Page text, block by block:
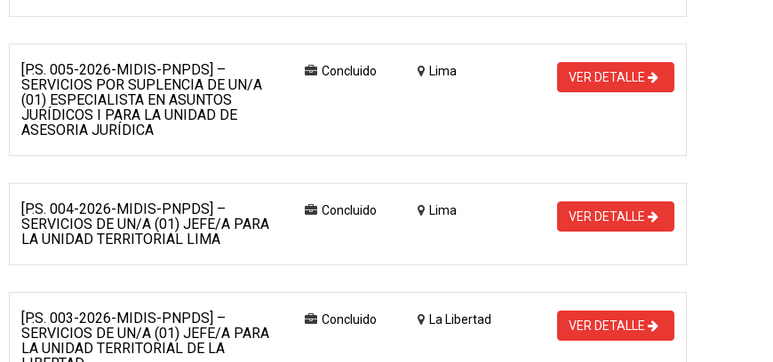
[P.S. 005-2026-MIDIS-PNPDS] –
SERVICIOS POR SUPLENCIA DE UN/A
(01) ESPECIALISTA EN ASUNTOS
JURÍDICOS I PARA LA UNIDAD DE
ASESORIA JURÍDICA
Concluido Lima VER DETALLE
[P.S. 004-2026-MIDIS-PNPDS] –
SERVICIOS DE UN/A (01) JEFE/A PARA
LA UNIDAD TERRITORIAL LIMA
Concluido Lima VER DETALLE
[P.S. 003-2026-MIDIS-PNPDS] –
SERVICIOS DE UN/A (01) JEFE/A PARA
LA UNIDAD TERRITORIAL DE LA
Concluido La Libertad VER DETALLE